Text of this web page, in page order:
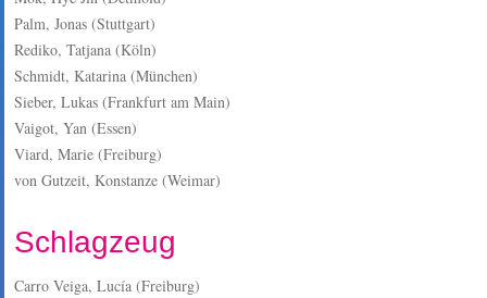
Palm, Jonas (Stuttgart)
Rediko, Tatjana (Köln)
Schmidt, Katarina (München)
Sieber, Lukas (Frankfurt am Main)
Vaigot, Yan (Essen)
Viard, Marie (Freiburg)
von Gutzeit, Konstanze (Weimar)
Schlagzeug
Carro Veiga, Lucía (Freiburg)